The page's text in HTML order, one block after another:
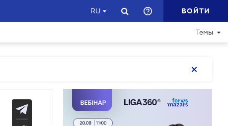
RU ВОЙТИ
Темы